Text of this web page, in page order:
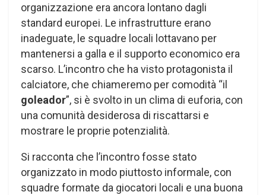
organizzazione era ancora lontano dagli
standard europei. Le infrastrutture erano
inadeguate, le squadre locali lottavano per
mantenersi a galla e il supporto economico era
scarso. L’incontro che ha visto protagonista il
calciatore, che chiameremo per comodità “il
goleador”, si è svolto in un clima di euforia, con
una comunità desiderosa di riscattarsi e
mostrare le proprie potenzialità.
Si racconta che l’incontro fosse stato
organizzato in modo piuttosto informale, con
squadre formate da giocatori locali e una buona